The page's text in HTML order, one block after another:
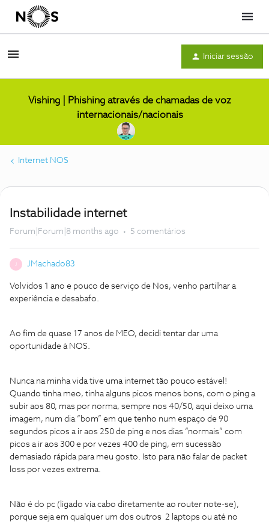
Menu
Iniciar sessão
Vishing | Phishing através de chamadas de voz
internacionais/nacionais
Internet NOS
Instabilidade internet
Forum|Forum|8 months ago 5 comentários
JMachado83
Volvidos 1 ano e pouco de serviço de Nos, venho partilhar a
experiência e desabafo.
Ao fim de quase 17 anos de MEO, decidi tentar dar uma
oportunidade à NOS.
Nunca na minha vida tive uma internet tão pouco estável!
Quando tinha meo, tinha alguns picos menos bons, com o ping a
subir aos 80, mas por norma, sempre nos 40/50, aqui deixo uma
imagem, num dia “bom” em que tenho num espaço de 90
segundos picos a ir aos 250 de ping e nos dias “normais” com
picos a ir aos 300 e por vezes 400 de ping, em sucessão
demasiado rápida para meu gosto. Isto para não falar de packet
loss por vezes extrema.
Não é do pc (ligado via cabo diretamente ao router note-se),
porque seja em qualquer um dos outros 2 laptops ou até no